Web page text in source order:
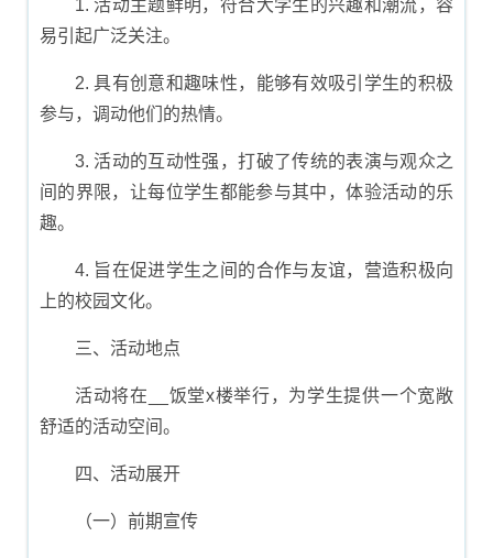
1. 活动主题鲜明，符合大学生的兴趣和潮流，容
易引起广泛关注。
2. 具有创意和趣味性，能够有效吸引学生的积极
参与，调动他们的热情。
3. 活动的互动性强，打破了传统的表演与观众之
间的界限，让每位学生都能参与其中，体验活动的乐
趣。
4. 旨在促进学生之间的合作与友谊，营造积极向
上的校园文化。
三、活动地点
活动将在__饭堂x楼举行，为学生提供一个宽敞
舒适的活动空间。
四、活动展开
（一）前期宣传